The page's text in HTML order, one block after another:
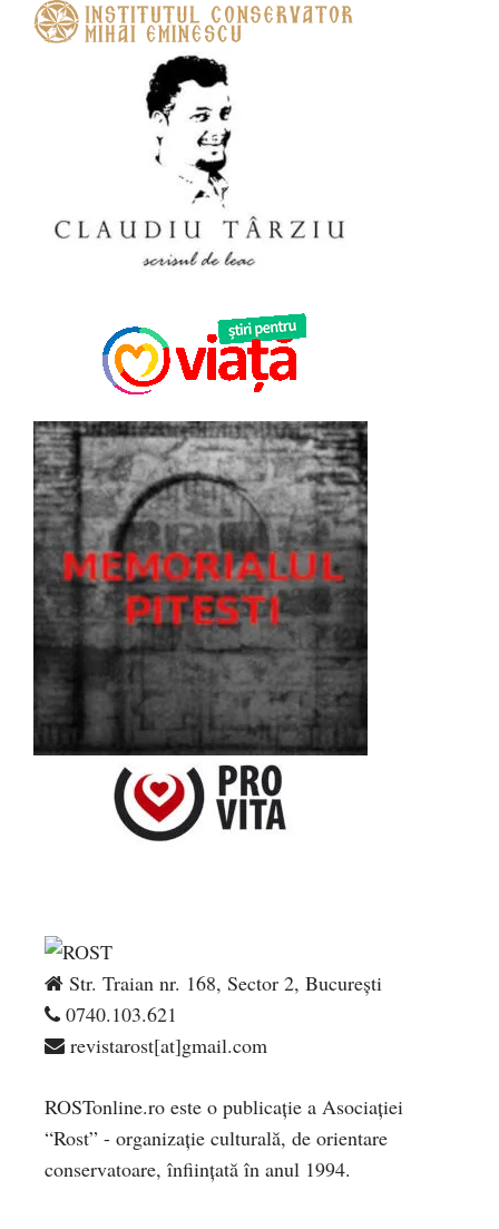
Str. Traian nr. 168, Sector 2, București
0740.103.621
revistarost[at]gmail.com
ROSTonline.ro este o publicaţie a Asociaţiei
“Rost” - organizaţie culturală, de orientare
conservatoare, înfiinţată în anul 1994.